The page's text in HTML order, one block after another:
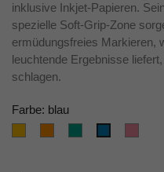
inklusive Inkjet-Papieren.
spezielle Soft-Grip-Zone
ermüdungsfreies Markieren,
leuchtende Ergebnisse
schlagen.
Farbe: blau
blau